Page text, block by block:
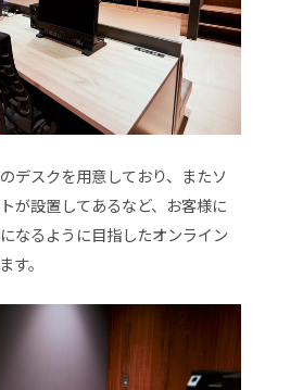
デスクを用意しており、またソ
が設置してあるなど、お客様に
なるように目指したオンライン
す。